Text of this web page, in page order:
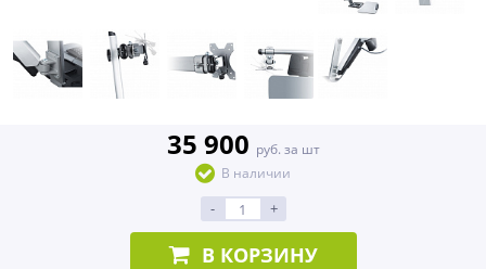
35 900 руб. за шт
В наличии
- +
В КОРЗИНУ